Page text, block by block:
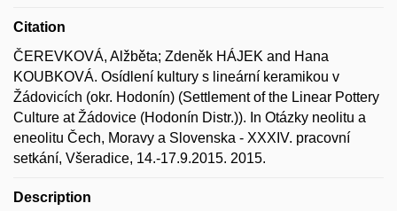
Citation
ČEREVKOVÁ, Alžběta; Zdeněk HÁJEK and Hana
KOUBKOVÁ. Osídlení kultury s lineární keramikou v
Žádovicích (okr. Hodonín) (Settlement of the Linear Pottery
Culture at Žádovice (Hodonín Distr.)). In Otázky neolitu a
eneolitu Čech, Moravy a Slovenska - XXXIV. pracovní
setkání, Všeradice, 14.-17.9.2015. 2015.
Description